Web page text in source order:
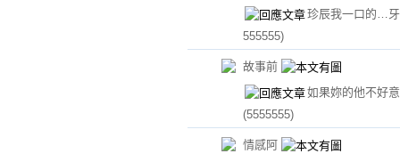
珍辰我一口的…
555555)
故事前
如果妳的他不好
(5555555)
情感阿